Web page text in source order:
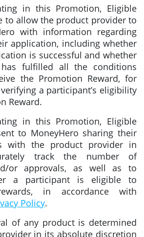
in this Promotion, Eligible
to allow the product provider to
with information regarding
application, including whether
is successful and whether
fulfilled all the conditions
the Promotion Reward, for
a participant’s eligibility
Reward.
in this Promotion, Eligible
to MoneyHero sharing their
with the product provider in
track the number of
or approvals, as well as to
a participant is eligible to
in accordance with
Policy.
of any product is determined
in its absolute discretion